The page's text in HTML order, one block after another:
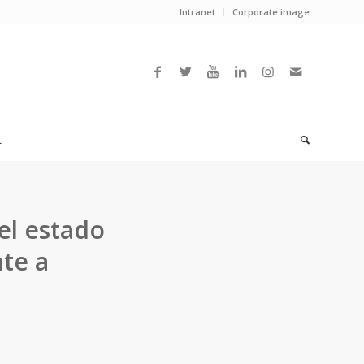
Intranet Corporate image
estado
a